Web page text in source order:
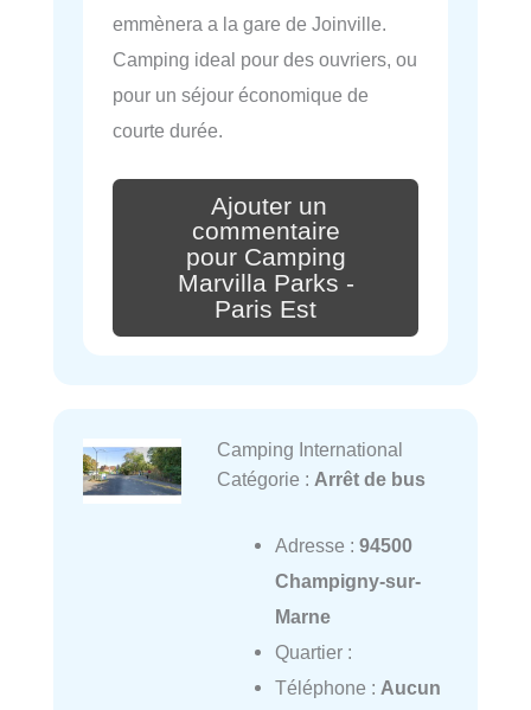
emmènera a la gare de Joinville.
Camping ideal pour des ouvriers, ou
pour un séjour économique de
courte durée.
Ajouter un
commentaire
pour Camping
Marvilla Parks -
Paris Est
Camping International
Catégorie : Arrêt de bus
Adresse : 94500
Champigny-sur-
Marne
Quartier :
Téléphone : Aucun